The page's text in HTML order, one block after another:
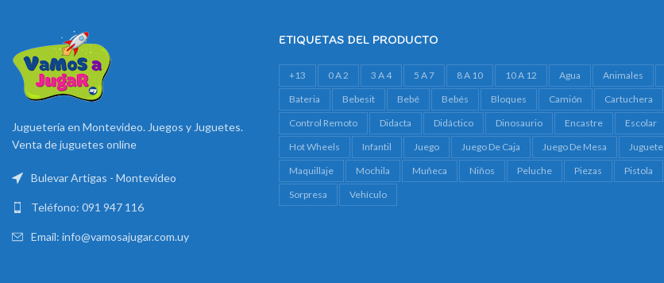
Juguetería en Montevideo. Juegos y Juguetes.
Venta de juguetes online
Bulevar Artigas - Montevideo
Teléfono: 091 947 116
Email: info@vamosajugar.com.uy
ETIQUETAS DEL PRODUCTO
+13 0 A 2 3 A 4 5 A 7 8 A 10 10 A 12 Agua Animales
Bateria
Bebesit Bebé Bebés Bloques Camión Cartuchera
Control Remoto
Didacta Didáctico Dinosaurio Encastre Escolar
Hot Wheels
Infantil Juego Juego De Caja Juego De Mesa Juguete
Maquillaje
Mochila Muñeca Niños Peluche Piezas Pistola
Sorpresa
Vehículo